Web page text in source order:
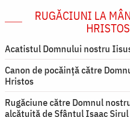
RUGĂCIUNI LA
HRISTOS
Acatistul Domnului nostru
Canon de pocăință către
Hristos
Rugăciune către Domnul
alcătuită de Sfântul Isaac Sirul